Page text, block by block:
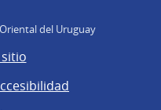
del Uruguay